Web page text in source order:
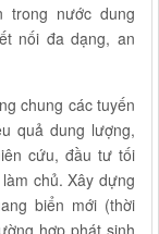
trong nước dung
nối đa dạng, an
chung các tuyến
quả dung lượng,
cứu, đầu tư tối
chủ. Xây dựng
biển mới (thời
hợp phát sinh